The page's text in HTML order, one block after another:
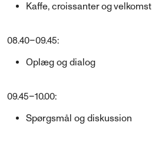
Kaffe, croissanter og velkomst
08.40–09.45:
Oplæg og dialog
09.45–10.00:
Spørgsmål og diskussion